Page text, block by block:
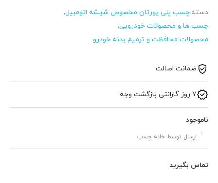
دسته:چسب پلی یورتان مخصوص شیشه اتومبیل,
چسب ها و محصولات خودرویی,
محصولات محافظت و ترمیم بدنه خودرو
ضمانت اصالت
7 روز گارانتی بازگشت وجه
ناموجود
ارسال توسط خانه چسب
تماس بگیرید